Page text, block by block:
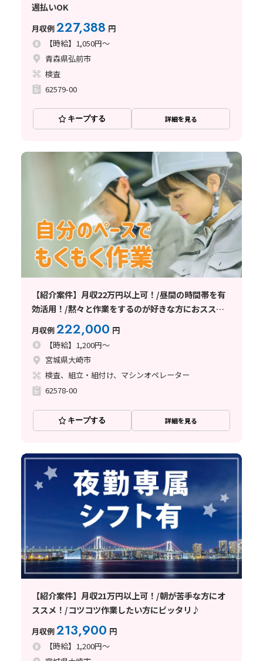
週払いOK
月収例227,388 円
【時給】1,050円～
青森県弘前市
検査
62579-00
キープする 詳細を見る
【紹介案件】月収22万円以上可！/昼間の時間帯を有
効活用！/黙々と作業をするのが好きな方におススメ
月収例222,000 円
【時給】1,200円～
宮城県大崎市
検査、組立・組付け、マシンオペレーター
62578-00
キープする 詳細を見る
【紹介案件】月収21万円以上可！/朝が苦手な方にオ
ススメ！/コツコツ作業したい方にピッタリ♪
月収例213,900 円
【時給】1,200円～